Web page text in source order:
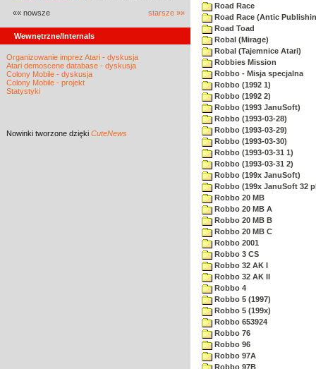
«« nowsze starsze »»
Wewnętrzne/Internals
Organizowanie imprez Atari - dyskusja
Atari demoscene database - dyskusja
Colony Mobile - dyskusja
Colony Mobile - projekt
Statystyki
Nowinki tworzone dzięki CuteNews
Road Race
Road Race (Antic
Road Toad
Robal (Mirage)
Robal (Tajemnice Atari)
Robbies Mission
Robbo - Misja specjalna
Robbo (1992 1)
Robbo (1992 2)
Robbo (1993 JanuSoft)
Robbo (1993-03-28)
Robbo (1993-03-29)
Robbo (1993-03-30)
Robbo (1993-03-31 1)
Robbo (1993-03-31 2)
Robbo (199x JanuSoft)
Robbo (199x JanuSoft 32
Robbo 20 MB
Robbo 20 MB A
Robbo 20 MB B
Robbo 20 MB C
Robbo 2001
Robbo 3 CS
Robbo 32 AK I
Robbo 32 AK II
Robbo 4
Robbo 5 (1997)
Robbo 5 (199x)
Robbo 653924
Robbo 76
Robbo 96
Robbo 97A
Robbo 97B